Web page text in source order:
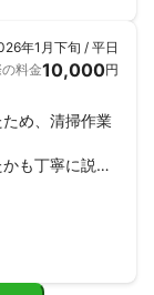
年1月下旬 / 平日
料金10,000円
め、清掃作業
も丁寧に説明